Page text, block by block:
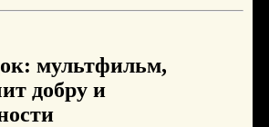
мультфильм,
добру и